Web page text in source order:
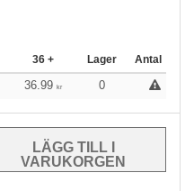
36 + Lager Antal
36.99 kr 0